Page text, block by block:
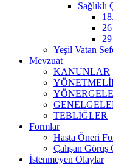
Sağlıklı
Yeşil Vatan
Mevzuat
KANUNLAR
TEBLİĞLER
Formlar
Hasta Öneri
Çalışan Görüş
İstenmeyen Olaylar